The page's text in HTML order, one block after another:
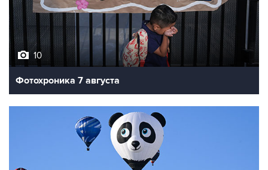
10
Фотохроника 7 августа